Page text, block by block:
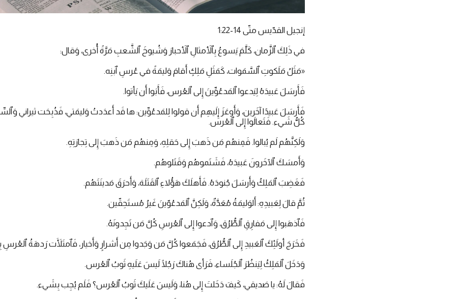
إنجيل القدّيس متّى 14-1:22
في ذَلِكَ ٱلزَّمان، كَلَّمَ يَسوعُ بِٱلأَمثالِ ٱلأَحبارَ وَشُيوخَ ٱلشَّعبِ مَرَّةً أُخرى، وَقال:
«مَثَلُ مَلَكوتِ ٱلسَّمَوات، كَمَثَلِ مَلِكٍ أَقامَ وَليمَةً في عُرسِ ٱبنِه.
فَأَرسَلَ عَبيدَهُ لِيَدعوا ٱلمَدعُوِّينَ إِلى ٱلعُرس، فَأَبَوا أَن يَأتوا.
فَأَرسَلَ عَبيدًا آخَرين، وَأَوعَزَ إِلَيهِم أَن قولوا لِلمَدعُوِّين: ها قَد أَعدَدتُ وَليمَتي، فَذُبِحَت ثيراني
كُلُّ شَيء. فَتَعالَوا إِلى ٱلعُرس.
وَلَكِنَّهُم لَم يُبالوا. فَمِنهُم مَن ذَهبَ إِلى حَقلِهِ، وَمِنهُم مَن ذَهبَ إِلى تِجارَتِهِ.
وَأَمسَكَ ٱلآخَرونَ عَبيدَهُ، فَشَتَموهُم وَقَتَلوهُم.
فَغَضِبَ ٱلمَلِكُ وَأَرسَلَ جُنودَهُ. فَأَهلَكَ هَؤُلاءِ ٱلقَتَلَة، وَأَحرَقَ مَدينَتَهُم.
ثُمَّ قالَ لِعَبيدِهِ: أَلوَليمَةُ مُعَدَّةٌ، وَلَكِنَّ ٱلمَدعُوّينَ غَيرُ مُستَحِقّين.
فَٱذهَبوا إِلى مَفارِقِ ٱلطُّرُق، وَٱدعوا إِلى ٱلعُرسِ كُلَّ مَن تَجِدونَهُ.
فَخَرَجَ أولَئِكَ ٱلعَبيدِ إِلى ٱلطُّرُق، فَجَمَعوا كُلَّ مَن وَجَدوا مِن أَشرارٍ وَأَخيار، فَٱمتَلَأَت رَدهَةُ ٱلعُرسِ
وَدَخَلَ ٱلمَلِكُ لِيَنظُرَ ٱلجُلَساء، فَرَأى هُناكَ رَجُلًا لَيسَ عَلَيهِ ثَوبُ ٱلعُرس.
فَقالَ لَهُ: يا صَديقي، كَيفَ دَخَلتَ إِلى هُنا، وَلَيسَ عَلَيكَ ثَوبُ ٱلعُرس؟ فَلَم يُجِب بِشَيء.